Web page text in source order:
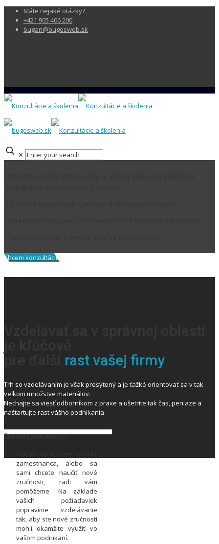
Máte nejaké otázky?
+421 905 406 200
bugan@bugesweb.sk
✕
Chcem konzultáciu
rast vašej firmy
Trh so vzdelávaním je však presýtený a je ťažké orientovať sa v tak
veľkom množstve materiálov.
Nechajte sa viesť odborníkom z praxe a ušetrite tak čas, peniaze a
naštartujte rast vášho podnikania
Školenia jednotlivcov
zamestnanca, alebo sa
sami chcete naučiť nové
zručnosti, radi vám
pomôžeme. Na základe
vašich požiadaviek
pripravíme vzdelávanie
tak, aby ste nové zručnosti
mohli okamžite využiť vo
vašom podnikaní.